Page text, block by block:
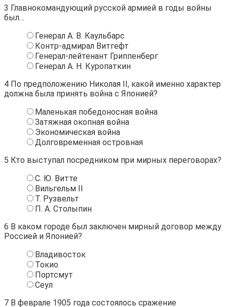
3 Главнокомандующий русской армией в годы войны
был…
Генерал А. В. Каульбарс
Контр-адмирал Витгефт
Генерал-лейтенант Гриппенберг
Генерал А. Н. Куропаткин
4 По предположению Николая II, какой именно характер
должна была принять война с Японией?
Маленькая победоносная война
Затяжная окопная война
Экономическая война
Долговременная островная
5 Кто выступал посредником при мирных переговорах?
С. Ю. Витте
Вильгельм II
Т. Рузвельт
П. А. Столыпин
6 В каком городе был заключен мирный договор между
Россией и Японией?
Владивосток
Токио
Портсмут
Сеул
7 В феврале 1905 года состоялось сражение